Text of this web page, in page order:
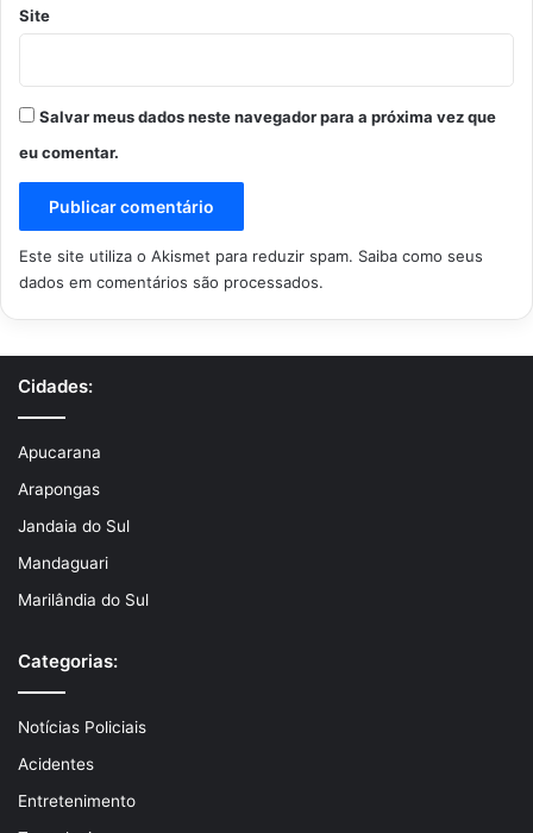
Site
Salvar meus dados neste navegador para a próxima vez que
eu comentar.
Este site utiliza o Akismet para reduzir spam. Saiba como seus
dados em comentários são processados.
Cidades:
Apucarana
Arapongas
Jandaia do Sul
Mandaguari
Marilândia do Sul
Categorias:
Notícias Policiais
Acidentes
Entretenimento